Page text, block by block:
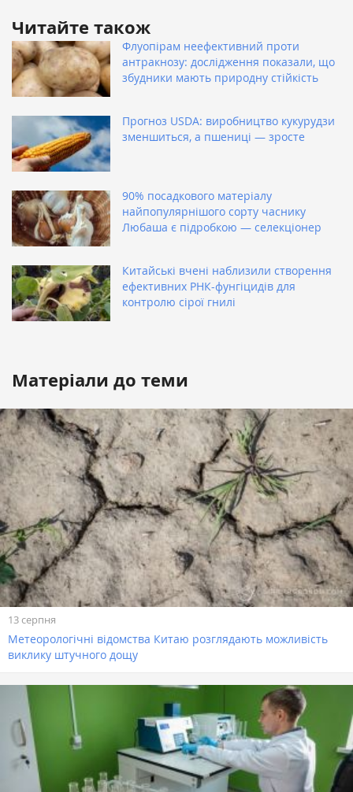
Читайте також
Флуопірам неефективний проти
антракнозу: дослідження показали, що
збудники мають природну стійкість
Прогноз USDA: виробництво кукурудзи
зменшиться, а пшениці — зросте
90% посадкового матеріалу
найпопулярнішого сорту часнику
Любаша є підробкою — селекціонер
Китайські вчені наблизили створення
ефективних РНК-фунгіцидів для
контролю сірої гнилі
Матеріали до теми
13 серпня
Метеорологічні відомства Китаю розглядають можливість
виклику штучного дощу